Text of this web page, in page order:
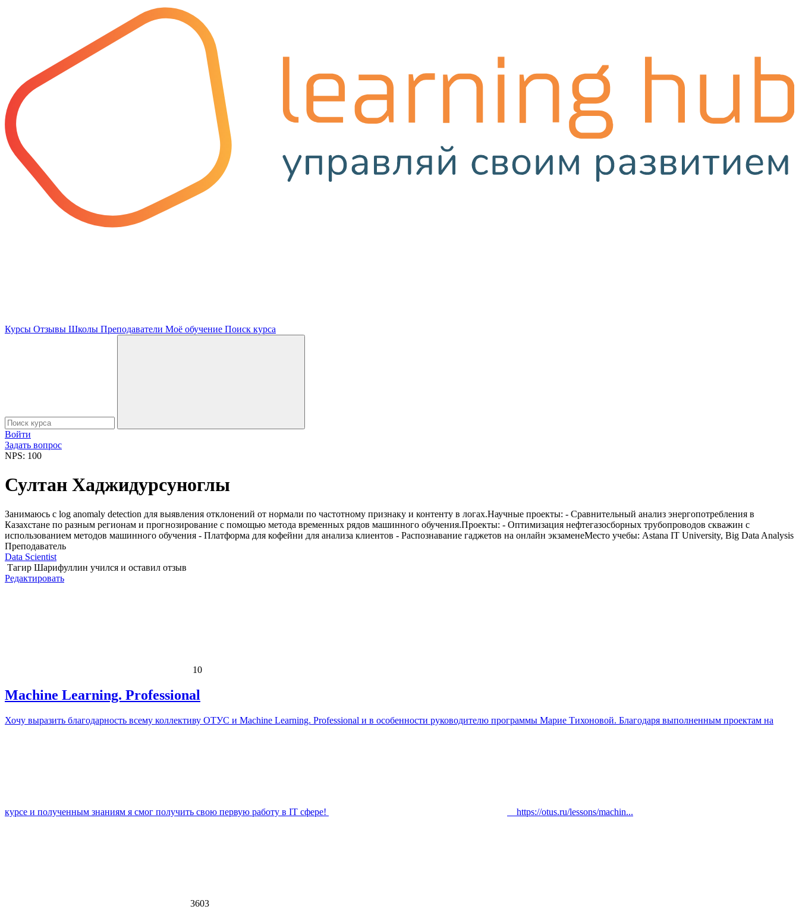
Курсы Отзывы Школы Преподаватели Моё обучение Поиск курса
Войти
Задать вопрос
NPS: 100
Султан Хаджидурсуноглы
Занимаюсь с log anomaly detection для выявления отклонений от нормали по частотному признаку и контенту в логах.Научные проекты: - Сравнительный анализ энергопотребления в
Казахстане по разным регионам и прогнозирование с помощью метода временных рядов машинного обучения.Проекты: - Оптимизация нефтегазосборных трубопроводов скважин с
использованием методов машинного обучения - Платформа для кофейни для анализа клиентов - Распознавание гаджетов на онлайн экзаменеМесто учебы: Astana IT University, Big Data Analysis
Преподаватель
Data Scientist
Тагир Шарифуллин учился и оставил отзыв
Редактировать
10
Machine Learning. Professional
Хочу выразить благодарность всему коллективу ОТУС и Machine Learning. Professional и в особенности руководителю программы Марие Тихоновой. Благодаря выполненным проектам на
курсе и полученным знаниям я смог получить свою первую работу в IT сфере! https://otus.ru/lessons/machin...
3603